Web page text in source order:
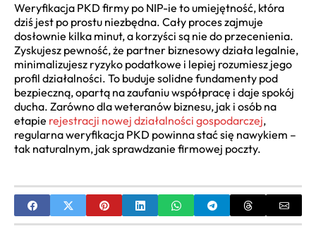
Weryfikacja PKD firmy po NIP-ie to umiejętność, która
dziś jest po prostu niezbędna. Cały proces zajmuje
dosłownie kilka minut, a korzyści są nie do przecenienia.
Zyskujesz pewność, że partner biznesowy działa legalnie,
minimalizujesz ryzyko podatkowe i lepiej rozumiesz jego
profil działalności. To buduje solidne fundamenty pod
bezpieczną, opartą na zaufaniu współpracę i daje spokój
ducha. Zarówno dla weteranów biznesu, jak i osób na
etapie rejestracji nowej działalności gospodarczej,
regularna weryfikacja PKD powinna stać się nawykiem –
tak naturalnym, jak sprawdzanie firmowej poczty.